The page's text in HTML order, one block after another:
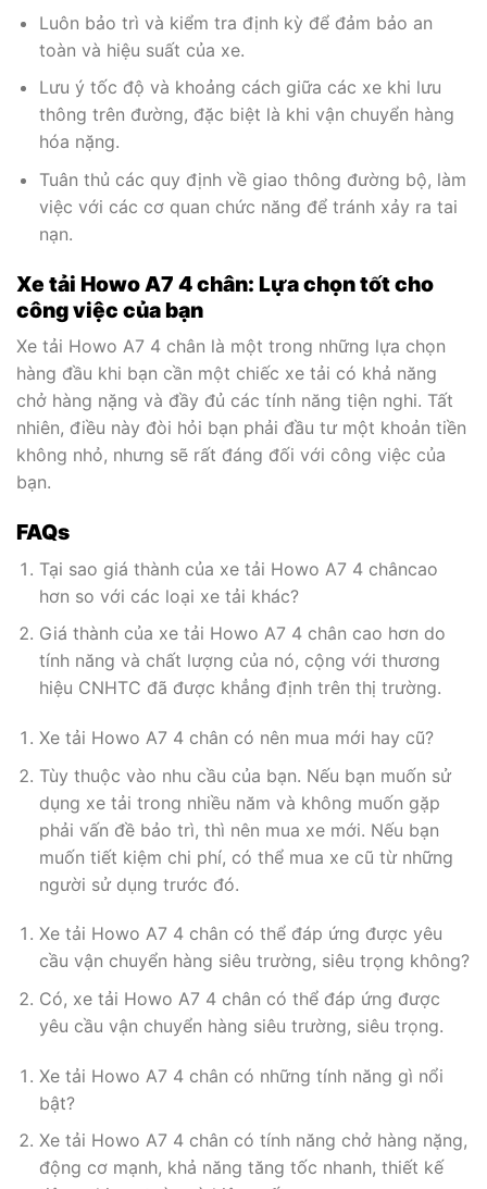
Luôn bảo trì và kiểm tra định kỳ để đảm bảo an
toàn và hiệu suất của xe.
Lưu ý tốc độ và khoảng cách giữa các xe khi lưu
thông trên đường, đặc biệt là khi vận chuyển hàng
hóa nặng.
Tuân thủ các quy định về giao thông đường bộ, làm
việc với các cơ quan chức năng để tránh xảy ra tai
nạn.
Xe tải Howo A7 4 chân: Lựa chọn tốt cho
công việc của bạn
Xe tải Howo A7 4 chân là một trong những lựa chọn
hàng đầu khi bạn cần một chiếc xe tải có khả năng
chở hàng nặng và đầy đủ các tính năng tiện nghi. Tất
nhiên, điều này đòi hỏi bạn phải đầu tư một khoản tiền
không nhỏ, nhưng sẽ rất đáng đối với công việc của
bạn.
FAQs
Tại sao giá thành của xe tải Howo A7 4 châncao
hơn so với các loại xe tải khác?
Giá thành của xe tải Howo A7 4 chân cao hơn do
tính năng và chất lượng của nó, cộng với thương
hiệu CNHTC đã được khẳng định trên thị trường.
Xe tải Howo A7 4 chân có nên mua mới hay cũ?
Tùy thuộc vào nhu cầu của bạn. Nếu bạn muốn sử
dụng xe tải trong nhiều năm và không muốn gặp
phải vấn đề bảo trì, thì nên mua xe mới. Nếu bạn
muốn tiết kiệm chi phí, có thể mua xe cũ từ những
người sử dụng trước đó.
Xe tải Howo A7 4 chân có thể đáp ứng được yêu
cầu vận chuyển hàng siêu trường, siêu trọng không?
Có, xe tải Howo A7 4 chân có thể đáp ứng được
yêu cầu vận chuyển hàng siêu trường, siêu trọng.
Xe tải Howo A7 4 chân có những tính năng gì nổi
bật?
Xe tải Howo A7 4 chân có tính năng chở hàng nặng,
động cơ mạnh, khả năng tăng tốc nhanh, thiết kế